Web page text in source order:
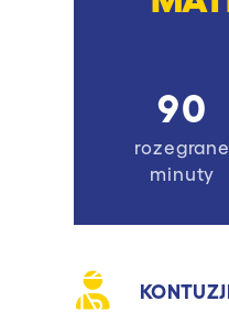
90
rozegrane
minuty